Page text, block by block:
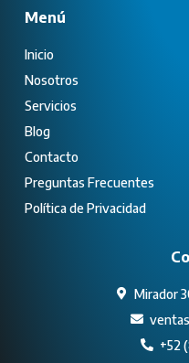
Menú
Inicio
Nosotros
Servicios
Blog
Contacto
Preguntas Frecuentes
Política de Privacidad
Mirador
+52